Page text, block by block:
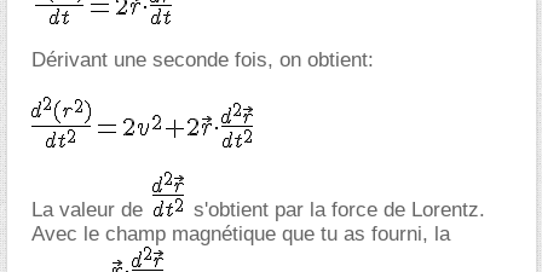
Dérivant une seconde fois, on obtient:
La valeur de
s'obtient par la force de Lorentz.
Avec le champ magnétique que tu as fourni, la